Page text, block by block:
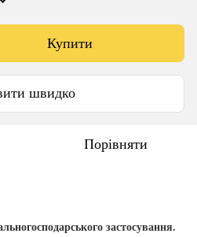
Купити
швидко
Порівняти
застосування.